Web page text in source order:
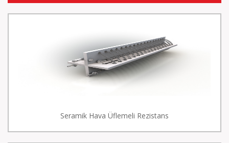
Seramik Hava Üflemeli Rezistans